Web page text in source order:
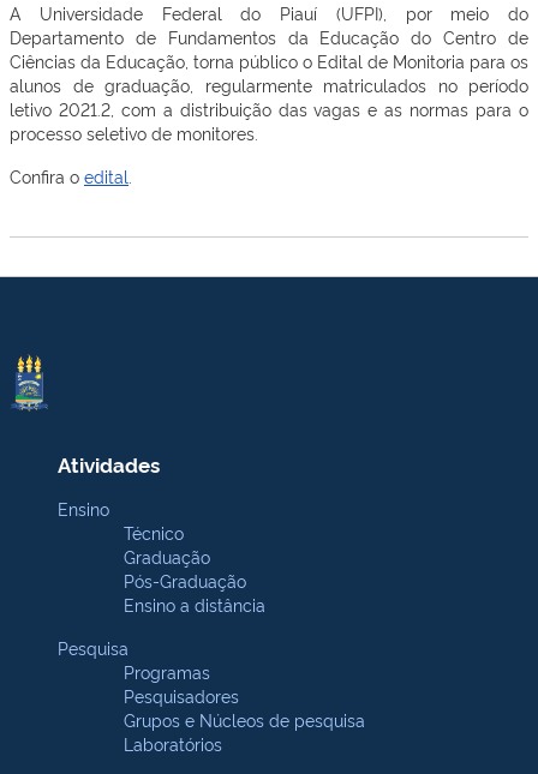
A Universidade Federal do Piauí (UFPI), por meio do
Departamento de Fundamentos da Educação do Centro de
Ciências da Educação, torna público o Edital de Monitoria para os
alunos de graduação, regularmente matriculados no período
letivo 2021.2, com a distribuição das vagas e as normas para o
processo seletivo de monitores.
Confira o edital
Atividades
Ensino
Técnico
Graduação
Pós-Graduação
Ensino a distância
Pesquisa
Programas
Pesquisadores
Grupos e Núcleos de pesquisa
Laboratórios